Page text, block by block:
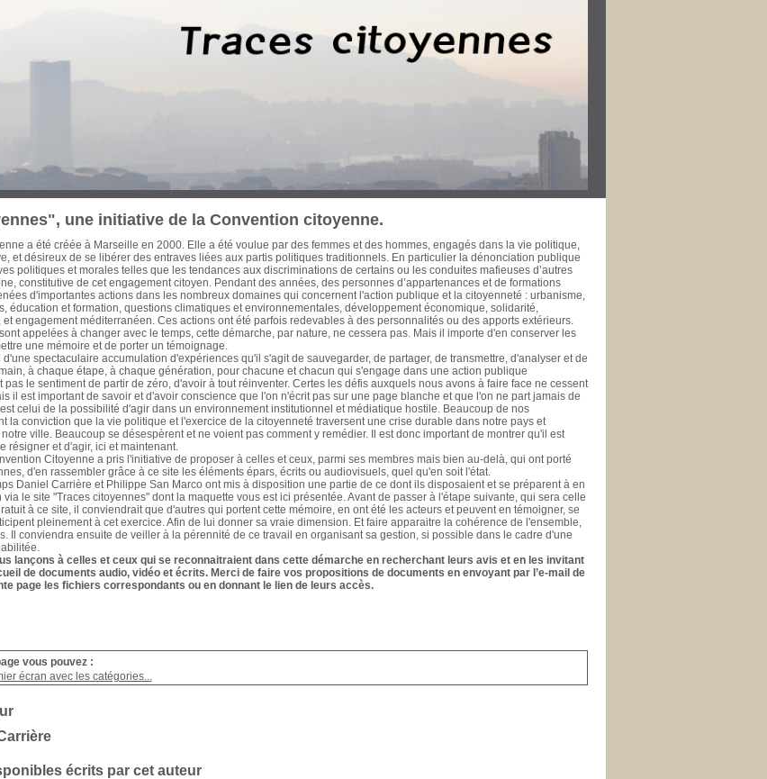
économie mondialisée. Habitat, urbanisme, transports, formation professionnelle, développement économique et
ont ainsi fait l’objet de réflexions, de propositions et d’actions à l’échelle métropolitaine et méditerranéenne. La
ces engagements a été diverse, de nature électorale ou pas. Avant que l’épreuve du temps ne fasse à jamais
il est apparu urgent d'en collecter la mémoire écrite et audiovisuelle et de la rendre accessible à ceux qui se
passé récent pour ouvrir de nouvelles pistes à l'action citoyenne. Cette base de données est une initiative de la
Sont actuellement proposés au chercheur, historien, politologue, cinéaste, ou simple citoyen, des documents publics
Marseille-Provence-Métropole - Elu de Marseille de 1983 à aujourd’hui Député des Bouches du Rhône de 1981
de la Région Provence-Alpes-Côte d’Azur de 1981 à 1986 Secrétaire général de la Ville de Marseille de 1978 à
auteur, essayiste et enseignant
vous pouvez :
écran avec les catégories...
écrits par cet auteur
une initiative de la Convention citoyenne.
a été créée à Marseille en 2000. Elle a été voulue par des femmes et des hommes, engagés dans la vie politique,
et désireux de se libérer des entraves liées aux partis politiques traditionnels. En particulier la dénonciation publique
politiques et morales telles que les tendances aux discriminations de certains ou les conduites mafieuses d’autres
constitutive de cet engagement citoyen. Pendant des années, des personnes d’appartenances et de formations
d'importantes actions dans les nombreux domaines qui concernent l'action publique et la citoyenneté : urbanisme,
éducation et formation, questions climatiques et environnementales, développement économique, solidarité,
engagement méditerranéen. Ces actions ont été parfois redevables à des personnalités ou des apports extérieurs.
appelées à changer avec le temps, cette démarche, par nature, ne cessera pas. Mais il importe d'en conserver les
une mémoire et de porter un témoignage.
d'une spectaculaire accumulation d'expériences qu'il s'agit de sauvegarder, de partager, de transmettre, d'analyser et de
à chaque étape, à chaque génération, pour chacune et chacun qui s'engage dans une action publique
pas le sentiment de partir de zéro, d'avoir à tout réinventer. Certes les défis auxquels nous avons à faire face ne cessent
il est important de savoir et d'avoir conscience que l'on n'écrit pas sur une page blanche et que l'on ne part jamais de
celui de la possibilité d'agir dans un environnement institutionnel et médiatique hostile. Beaucoup de nos
la conviction que la vie politique et l'exercice de la citoyenneté traversent une crise durable dans notre pays et
ville. Beaucoup se désespèrent et ne voient pas comment y remédier. Il est donc important de montrer qu'il est
résigner et d'agir, ici et maintenant.
Citoyenne a pris l'initiative de proposer à celles et ceux, parmi ses membres mais bien au-delà, qui ont porté
d'en rassembler grâce à ce site les éléments épars, écrits ou audiovisuels, quel qu'en soit l'état.
Daniel Carrière et Philippe San Marco ont mis à disposition une partie de ce dont ils disposaient et se préparent à en
le site "Traces citoyennes" dont la maquette vous est ici présentée. Avant de passer à l'étape suivante, qui sera celle
à ce site, il conviendrait que d'autres qui portent cette mémoire, en ont été les acteurs et peuvent en témoigner, se
pleinement à cet exercice. Afin de lui donner sa vraie dimension. Et faire apparaitre la cohérence de l'ensemble,
Il conviendra ensuite de veiller à la pérennité de ce travail en organisant sa gestion, si possible dans le cadre d'une
lançons à celles et ceux qui se reconnaitraient dans cette démarche en recherchant leurs avis et en les invitant
de documents audio, vidéo et écrits. Merci de faire vos propositions de documents en envoyant par l’e-mail de
page les fichiers correspondants ou en donnant le lien de leurs accès.